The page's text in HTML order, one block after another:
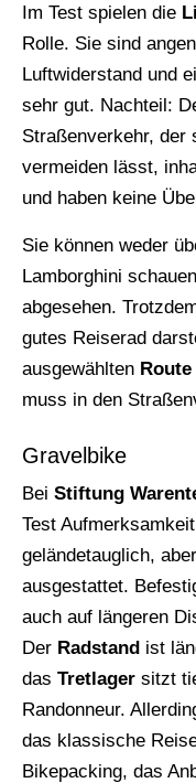
Im Test spielen die
Rolle. Sie sind
Luftwiderstand und
sehr gut. Nachteil:
Straßenverkehr, der
vermeiden lässt,
und haben keine
Sie können weder
Lamborghini
abgesehen.
gutes Reiserad
ausgewählten Route
muss in den
Gravelbike
Bei Stiftung
Test
geländetauglich,
ausgestattet.
auch auf längeren
Der Radstand ist
das Tretlager sitzt
Randonneur.
das klassische
Bikepacking, das